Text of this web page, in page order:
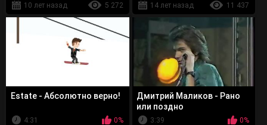
10 лет назад
5 272
14 лет назад
11 437
Estate - Абсолютно верно!
4:31
0%
Дмитрий Маликов - Рано
или поздно
3:39
0%